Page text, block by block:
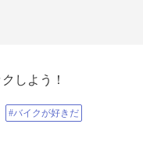
しよう！
#バイクが好きだ